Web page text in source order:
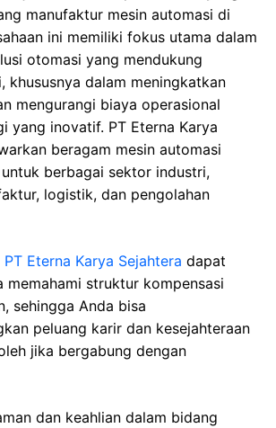
manufaktur mesin automasi di
ini memiliki fokus utama dalam
otomasi yang mendukung
khususnya dalam meningkatkan
mengurangi biaya operasional
yang inovatif. PT Eterna Karya
beragam mesin automasi
berbagai sektor industri,
logistik, dan pengolahan
Eterna Karya Sejahtera dapat
memahami struktur kompensasi
sehingga Anda bisa
peluang karir dan kesejahteraan
jika bergabung dengan
dan keahlian dalam bidang